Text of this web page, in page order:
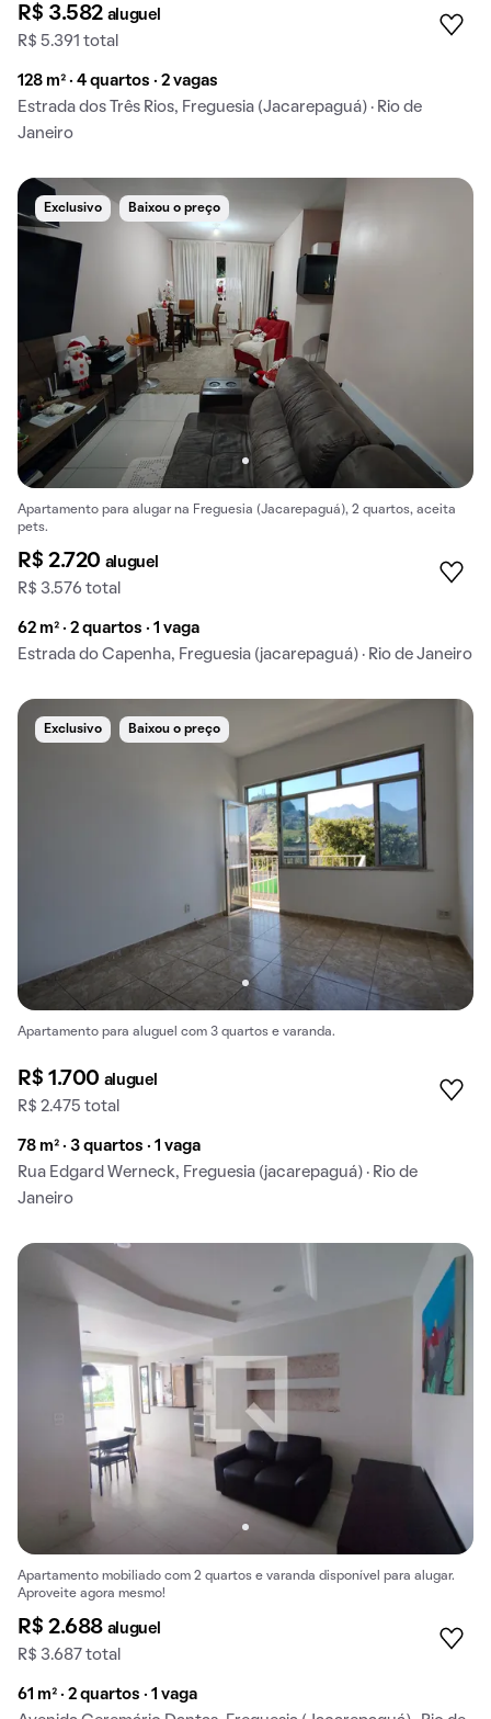
R$ 3.582 aluguel
R$ 5.391 total
128 m² · 4 quartos · 2 vagas
Estrada dos Três Rios, Freguesia (Jacarepaguá) · Rio de
Janeiro
Exclusivo Baixou o preço
Apartamento para alugar na Freguesia (Jacarepaguá), 2 quartos, aceita
pets.
R$ 2.720 aluguel
R$ 3.576 total
62 m² · 2 quartos · 1 vaga
Estrada do Capenha, Freguesia (jacarepaguá) · Rio de Janeiro
Exclusivo Baixou o preço
Apartamento para aluguel com 3 quartos e varanda.
R$ 1.700 aluguel
R$ 2.475 total
78 m² · 3 quartos · 1 vaga
Rua Edgard Werneck, Freguesia (jacarepaguá) · Rio de
Janeiro
Apartamento mobiliado com 2 quartos e varanda disponível para alugar.
Aproveite agora mesmo!
R$ 2.688 aluguel
R$ 3.687 total
61 m² · 2 quartos · 1 vaga